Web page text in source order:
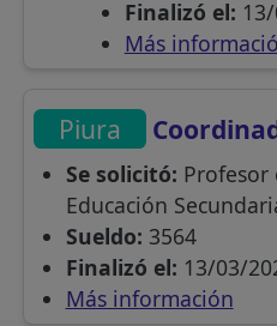
Finalizó el:
Más
Piura
Se solicitó: Profesor
Educación
Sueldo: 3564
Finalizó el: 13/03/
Más información